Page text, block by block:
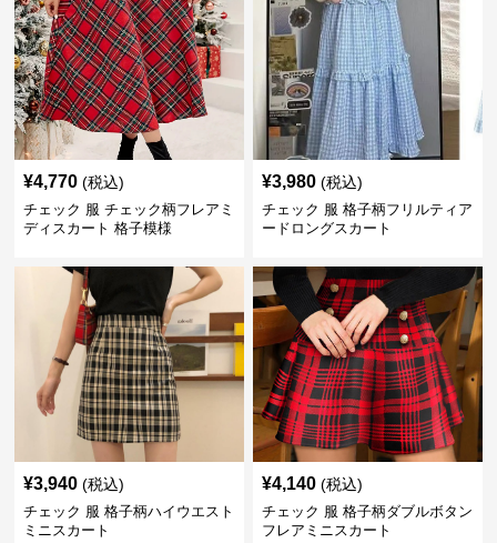
¥4,770 (税込)
チェック 服 チェック柄フレアミ
ディスカート 格子模様
¥3,980 (税込)
チェック 服 格子柄フリルティア
ードロングスカート
¥3,940 (税込)
チェック 服 格子柄ハイウエスト
ミニスカート
¥4,140 (税込)
チェック 服 格子柄ダブルボタン
フレアミニスカート